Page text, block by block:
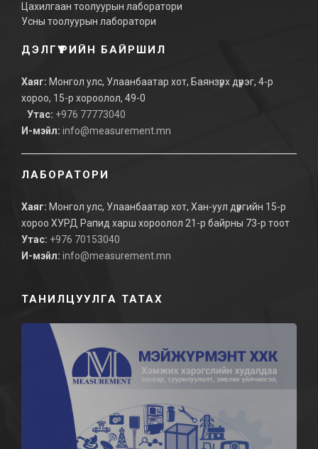
Цахилгаан тоолуурын лаборатори
Усны тоолуурын лаборатори
ДЭЛГҮҮРИЙН БАЙРШИЛ
Хаяг: Монгол улс, Улаанбаатар хот, Баянзүрх дүүрэг, 4-р
хороо, 15-р хороолол, 49-0
Утас: +976 77773040
И-мэйл: info@measurement.mn
ЛАБОРАТОРИ
Хаяг: Монгол улс, Улаанбаатар хот, Хан-уул дүүргийн 15-р
хороо ХУРД Рапид харш хороолол 21-р байрны 73-р тоот
Утас: +976 70153040
И-мэйл: info@measurement.mn
ТАНИЛЦУУЛГА ТАТАХ